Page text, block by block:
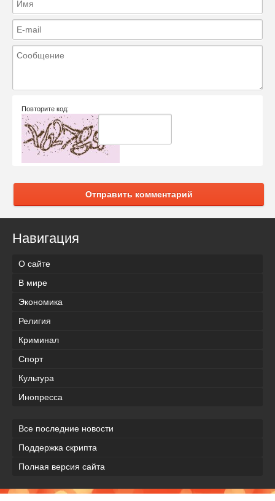
Повторите код:
Отправить комментарий
Навигация
О сайте
В мире
Экономика
Религия
Криминал
Спорт
Культура
Инопресса
Все последние новости
Поддержка скрипта
Полная версия сайта